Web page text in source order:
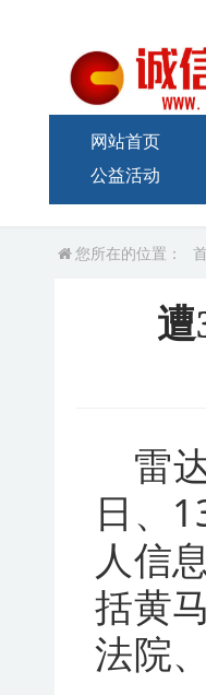
网站首页
公益活动
您所在的位置：
遭
雷
日、
人信
括黄
法院